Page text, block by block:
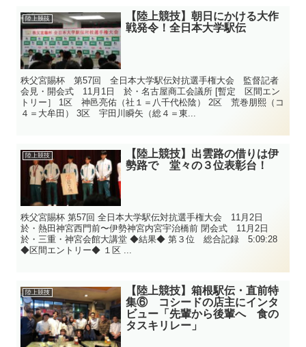
陸上競技
【陸上競技】朝日にかける大作
戦発令！全日本大学駅伝
秩父宮賜杯 第57回 全日本大学駅伝対抗選手権大会 監督記者
会見・開会式 11月1日 於・名古屋商工会議所 [暫定 区間エン
トリー］ 1区 神邑亮佑（社１＝八千代松陰） 2区 荒巻朋熙（コ
４＝大牟田） 3区 宇田川瞬矢（総４＝東...
陸上競技
【陸上競技】出雲路の借りは伊
勢路で 堂々の３位表彰台！
秩父宮賜杯 第57回 全日本大学駅伝対抗選手権大会 11月2日
於・熱田神宮西門前〜伊勢神宮内宮宇治橋前 閉会式 11月2日
於・三重・神宮会館大講堂 ◆結果◆ 第３位 総合記録 5:09:28
◆区間エントリー◆ １区 ...
陸上競技
【陸上競技】箱根駅伝・直前特
集⑥ コシードの店主にインタ
ビュー「先輩から後輩へ 食の
タスキリレー」